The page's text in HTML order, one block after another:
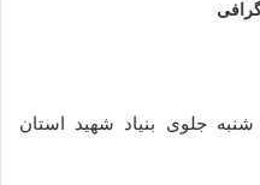
جلوی بنیاد شهید استان